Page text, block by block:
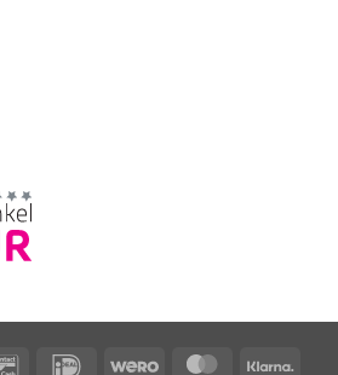
BancontactIDeal Wero MasterCard